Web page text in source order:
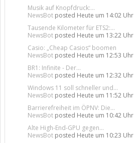
Musik auf Knopfdruck:...
NewsBot posted Heute um 14:02 Uhr
Tausende Kilometer für ETS2:...
NewsBot posted Heute um 13:22 Uhr
Casio: „Cheap Casios“ boomen
NewsBot posted Heute um 12:53 Uhr
BR1: Infinite - Der...
NewsBot posted Heute um 12:32 Uhr
Windows 11 soll schneller und...
NewsBot posted Heute um 11:52 Uhr
Barrierefreiheit im ÖPNV: Die...
NewsBot posted Heute um 10:42 Uhr
Alte High-End-GPU gegen...
NewsBot posted Heute um 10:23 Uhr